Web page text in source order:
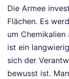
Die Armee
Flächen. Es
um
ist ein
sich der
bewusst ist.